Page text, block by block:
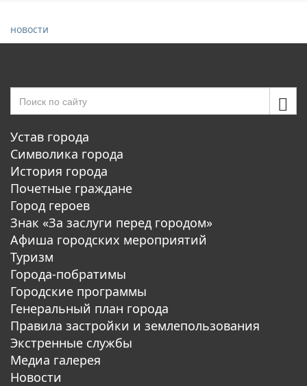
новости
Устав города
Символика города
История города
Почетные граждане
Город героев
Знак «За заслуги перед городом»
Афиша городских мероприятий
Туризм
Города-побратимы
Городские программы
Генеральный план города
Правила застройки и землепользования
Экстренные службы
Медиа галерея
Новости